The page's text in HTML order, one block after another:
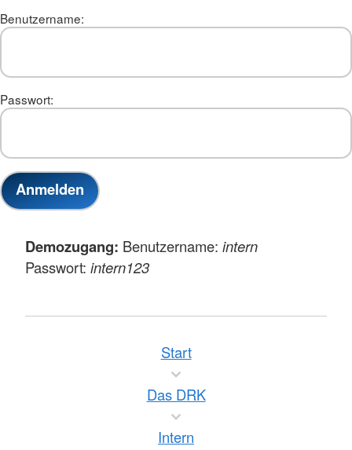
Benutzername:
Passwort:
Demozugang: Benutzername: intern
Passwort: intern123
Start
Das DRK
Intern